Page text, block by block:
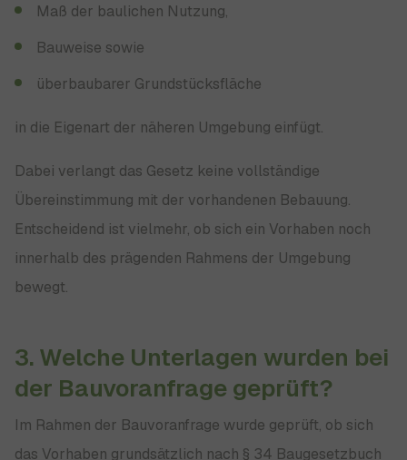
Maß der baulichen Nutzung,
Bauweise sowie
überbaubarer Grundstücksfläche
in die Eigenart der näheren Umgebung einfügt.
Dabei verlangt das Gesetz keine vollständige
Übereinstimmung mit der vorhandenen Bebauung.
Entscheidend ist vielmehr, ob sich ein Vorhaben noch
innerhalb des prägenden Rahmens der Umgebung
bewegt.
3. Welche Unterlagen wurden bei
der Bauvoranfrage geprüft?
Im Rahmen der Bauvoranfrage wurde geprüft, ob sich
das Vorhaben grundsätzlich nach § 34 Baugesetzbuch